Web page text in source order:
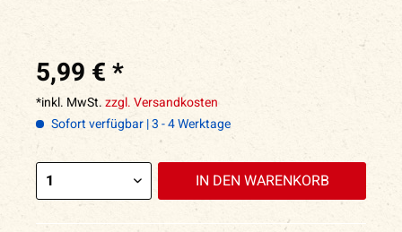
5,99 € *
*inkl. MwSt.zzgl. Versandkosten
Sofort verfügbar | 3 - 4 Werktage
IN DEN WARENKORB